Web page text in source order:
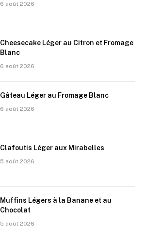
6 août 2026
Cheesecake Léger au Citron et Fromage
Blanc
6 août 2026
Gâteau Léger au Fromage Blanc
6 août 2026
Clafoutis Léger aux Mirabelles
5 août 2026
Muffins Légers à la Banane et au
Chocolat
5 août 2026